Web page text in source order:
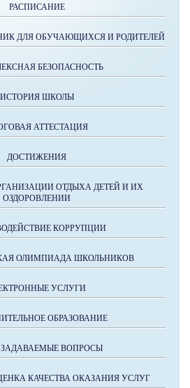
РАСПИСАНИЕ
ДЛЯ ОБУЧАЮЩИХСЯ И РОДИТЕЛЕЙ
БЕЗОПАСНОСТЬ
ИСТОРИЯ ШКОЛЫ
АТТЕСТАЦИЯ
ДОСТИЖЕНИЯ
ОТДЫХА ДЕТЕЙ И ИХ
ОЗДОРОВЛЕНИИ
КОРРУПЦИИ
ОЛИМПИАДА ШКОЛЬНИКОВ
УСЛУГИ
ОБРАЗОВАНИЕ
ЗАДАВАЕМЫЕ ВОПРОСЫ
КАЧЕСТВА ОКАЗАНИЯ УСЛУГ